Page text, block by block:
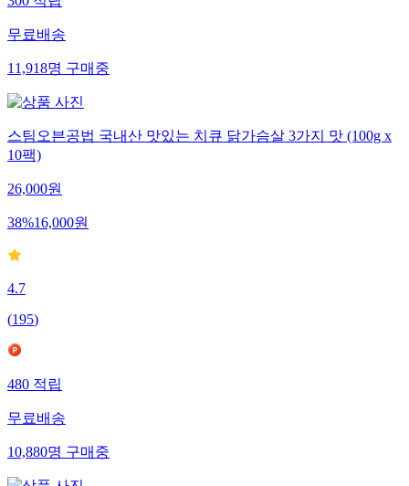
300적립
무료배송
11,918명구매중
스팀오븐공법 국내산 맛있는 치큐 닭가슴살 3가지 맛 (100g x
10팩)
26,000원
38%16,000원
4.7
(195)
480적립
무료배송
10,880명구매중